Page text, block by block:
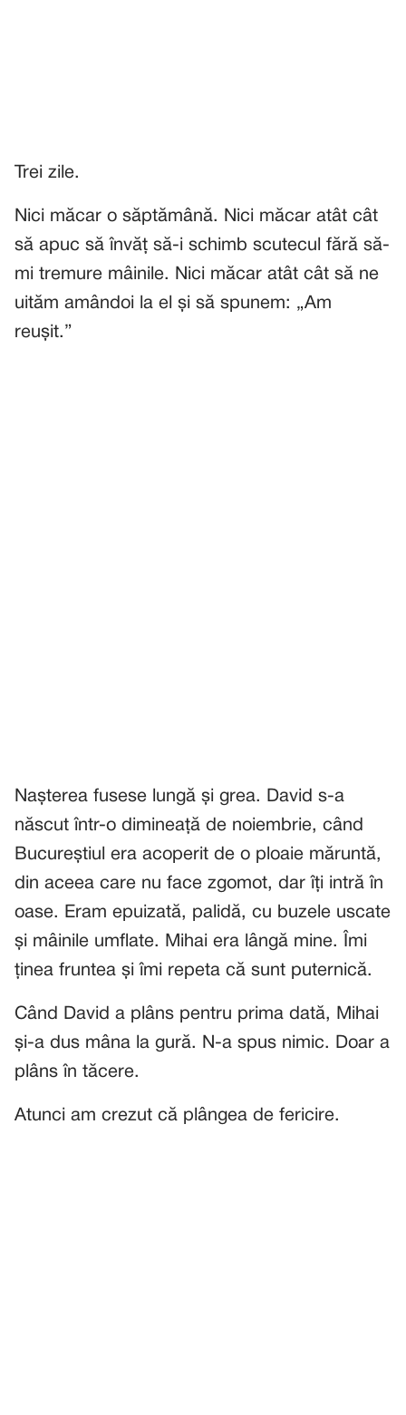
Trei zile.
Nici măcar o săptămână. Nici măcar atât cât
să apuc să învăț să-i schimb scutecul fără să-
mi tremure mâinile. Nici măcar atât cât să ne
uităm amândoi la el și să spunem: „Am
reușit.”
Nașterea fusese lungă și grea. David s-a
născut într-o dimineață de noiembrie, când
Bucureștiul era acoperit de o ploaie măruntă,
din aceea care nu face zgomot, dar îți intră în
oase. Eram epuizată, palidă, cu buzele uscate
și mâinile umflate. Mihai era lângă mine. Îmi
ținea fruntea și îmi repeta că sunt puternică.
Când David a plâns pentru prima dată, Mihai
și-a dus mâna la gură. N-a spus nimic. Doar a
plâns în tăcere.
Atunci am crezut că plângea de fericire.